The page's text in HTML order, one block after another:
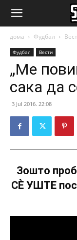
SuperSport.mk
дома Фудбал
Фудбал Вести
„Ме
сака да
3 Jul 2016. 22:08
Зошто
СÈ УШТЕ